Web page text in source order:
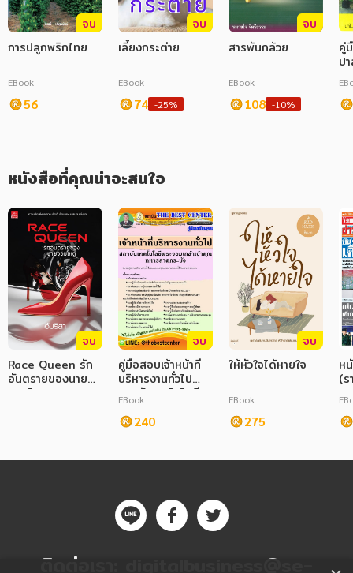
การ์ตูนความรู้ การ์ตูน
การ์ตูนมังงะ (Manga)
จบ
การปลูกพริกไทย
EBook
56
จบ
เลี้ยงกระต่าย
EBook
74 -25%
จบ
สารพันกล้วย
EBook
108 -10%
คู่
ป
ต
หนังสือที่คุณน่าจะสนใจ
จบ
Race Queen รัก
อันตรายของนาย
จอมโหด
จบ
คู่มือสอบเจ้าหน้าที่
บริหารงานทั่วไป
สถาบันเทคโนโลยี
พระจอมเกล้าเจ้าคุณ
ทหารลาดกระบัง
EBook
240
จบ
ให้หัวใจได้หายใจ
EBook
275
ห
(
ติดต่อเรา: digitalbusiness@se-